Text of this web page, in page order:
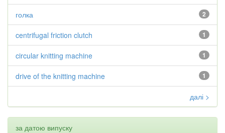
2
голка
1
centrifugal friction clutch
1
circular knitting machine
1
drive of the knitting machine
далі >
за датою випуску